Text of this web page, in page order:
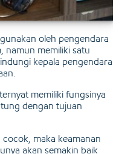
oleh pengendara
namun memiliki satu
kepala pengendara
memiliki fungsinya
dengan tujuan
maka keamanan
akan semakin baik